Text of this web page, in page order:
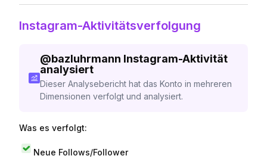
Instagram-Aktivitätsverfolgung
@bazluhrmann Instagram-Aktivität
analysiert
Dieser Analysebericht hat das Konto in mehreren
Dimensionen verfolgt und analysiert.
Was es verfolgt:
Neue Follows/Follower